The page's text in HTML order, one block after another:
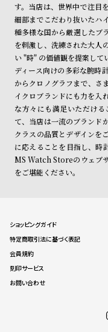
す。当店は、世界中で注目
細部までこだわり抜いたハ
種多様な国から厳選したブ
を刺激し、洗練された大人
い "時" の価値観を提案して
ディース向けの多彩な腕時
からクロノグラフまで、さ
イクロブランドにも力を入
な方々にも満足いただけ
て、当店は一流のブランド
クラスの品質とデザインを
に応えることを目指し、時
MS Watch Storeのウェブ
をご堪能ください。
ショッピングガイド
特定商取引法に基づく表記
会員規約
刻印サービス
お問い合わせ